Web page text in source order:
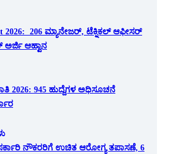
2026: 206 ಮ್ಯಾನೇಜರ್, ಟೆಕ್ನಿಕಲ್ ಆಫೀಸರ್
ಅರ್ಜಿ ಆಹ್ವಾನ
2026: 945 ಹುದ್ದೆಗಳ ಅಧಿಸೂಚನೆ
ನೌಕರರಿಗೆ ಉಚಿತ ಆರೋಗ್ಯ ತಪಾಸಣೆ, 6